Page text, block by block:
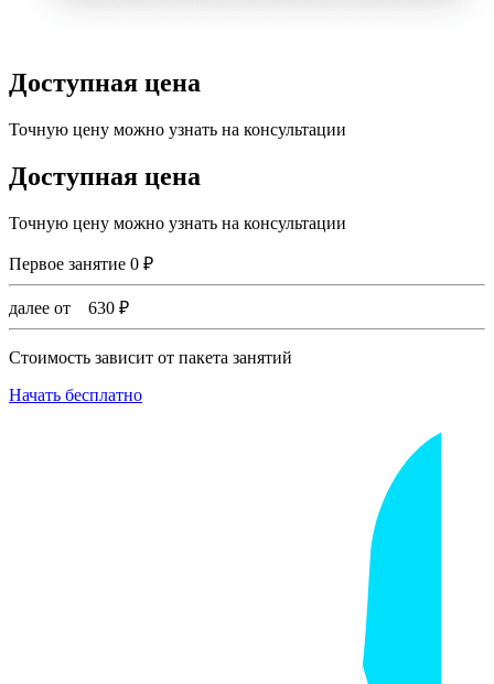
Доступная цена
Точную цену можно узнать на консультации
Доступная цена
Точную цену можно узнать на консультации
Первое занятие 0 ₽
далее от 630 ₽
Стоимость зависит от пакета занятий
Начать бесплатно